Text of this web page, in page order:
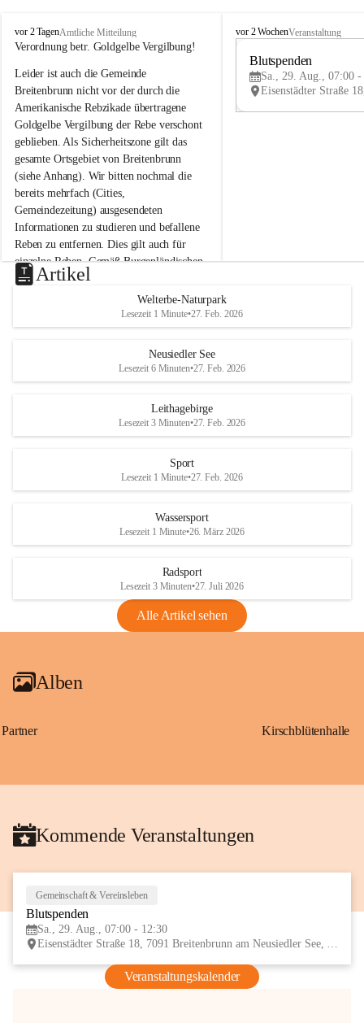
B
r
i
t
e
n
b
r
u
n
n
a
m
N
e
u
s
d
S
vor 2 TagenAmtliche Mitteilung
Verordnung betr. Goldgelbe Vergilbung!
Leider ist auch die Gemeinde
Breitenbrunn nicht vor der durch die
Amerikanische Rebzikade übertragene
Goldgelbe Vergilbung der Rebe verschont
geblieben. Als Sicherheitszone gilt das
gesamte Ortsgebiet von Breitenbrunn
(siehe Anhang). Wir bitten nochmal die
bereits mehrfach (Cities,
Gemeindezeitung) ausgesendeten
Informationen zu studieren und befallene
Reben zu entfernen. Dies gilt auch für
einzelne Reben. Gemäß Burgenländischen
Weinbaugesetz sind nicht gepflegte oder
unzulässige Weingärten zu roden! Bitte
helfen wir zusammen um unsere Winzer
vor den prognostizierten Ernteausfällen
und den daraus folgenden wirtschaftlichen
Maßnahmen zur Bekämpfung
Rebe und der Amerikanischen
Anhang VBl. EU Nr. 18
1 Seite•1,4 MB
VBl. EU Nr. 18_2026
B
e
u
e
d
r
S
vor 2 WochenVeranstaltung
Blutspenden
Sa., 29. Aug., 07:00 -
Artikel
Welterbe-Naturpark
Lesezeit 1 Minute•27. Feb. 2026
Neusiedler See
Lesezeit 6 Minuten•27. Feb. 2026
Leithagebirge
Lesezeit 3 Minuten•27. Feb. 2026
Sport
Lesezeit 1 Minute•27. Feb. 2026
Wassersport
Lesezeit 1 Minute•26. März 2026
Radsport
Lesezeit 3 Minuten•27. Juli 2026
Alle Artikel sehen
Alben
Partner Kirschblütenhalle
Kommende Veranstaltungen
Gemeinschaft & Vereinsleben
Blutspenden
Sa., 29. Aug., 07:00 - 12:30
Eisenstädter Straße 18, 7091 Breitenbrunn am Neusiedler See, AUT
Veranstaltungskalender